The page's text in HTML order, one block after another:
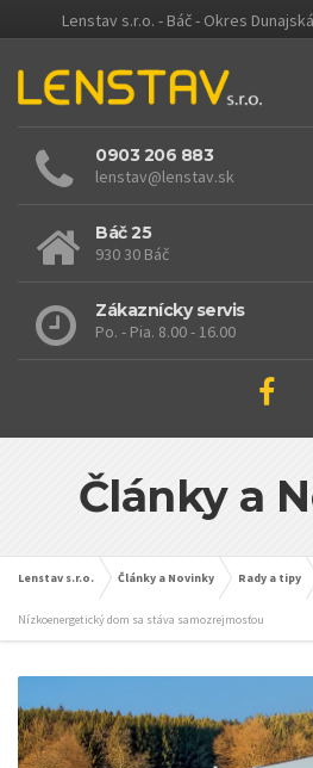
Lenstav s.r.o. - Báč - Okres
0903 206 883
lenstav@lenstav.sk
Báč 25
930 30 Báč
Zákaznícky servis
Po. - Pia. 8.00 - 16.00
Články a
Lenstav s.r.o. Články a Novinky Rady a tipy
Nízkoenergetický dom sa stáva samozrejmosťou